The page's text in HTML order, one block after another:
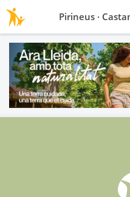
Pirineus ·